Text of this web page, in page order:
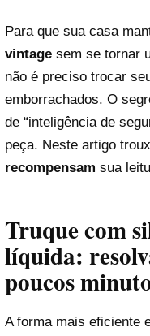
Para que sua casa
vintage sem se tornar
não é preciso trocar
emborrachados. O
de “inteligência de
peça. Neste artigo
recompensam sua
Truque com
líquida:
poucos
A forma mais eficiente